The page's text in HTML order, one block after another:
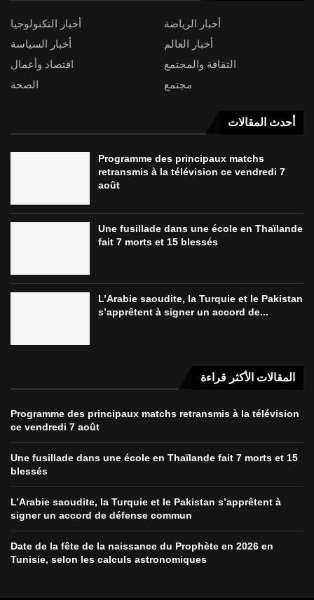
أخبار التكنولوجيا
أخبار الرياضة
أخبار السياسة
أخبار العالم
اقتصاد وأعمال
الثقافة والمجتمع
الصحة
مجتمع
أحدث المقالات
Programme des principaux matchs
retransmis à la télévision ce vendredi 7
août
Une fusillade dans une école en Thaïlande
fait 7 morts et 15 blessés
L’Arabie saoudite, la Turquie et le Pakistan
s’apprêtent à signer un accord de...
المقالات الأكثر قراءة
Programme des principaux matchs retransmis à la télévision
ce vendredi 7 août
Une fusillade dans une école en Thaïlande fait 7 morts et 15
blessés
L’Arabie saoudite, la Turquie et le Pakistan s’apprêtent à
signer un accord de défense commun
Date de la fête de la naissance du Prophète en 2026 en
Tunisie, selon les calculs astronomiques